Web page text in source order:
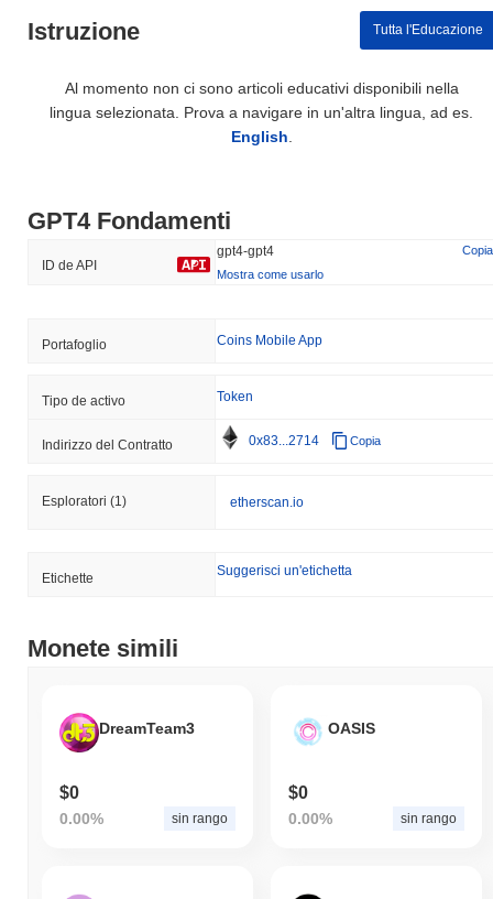
Istruzione Tutta l'Educazione
Al momento non ci sono articoli educativi disponibili nella
lingua selezionata. Prova a navigare in un'altra lingua, ad es.
English
GPT4 Fondamenti
ID de API
gpt4-gpt4
Copia
Mostra come usarlo
Portafoglio Coins Mobile App
Tipo de activo Token
Indirizzo del Contratto 0x83...2714 Copia
Esploratori (1) etherscan.io
Etichette Suggerisci un'etichetta
Monete simili
DreamTeam3
$0
0.00% sin rango
OASIS
$0
0.00% sin rango